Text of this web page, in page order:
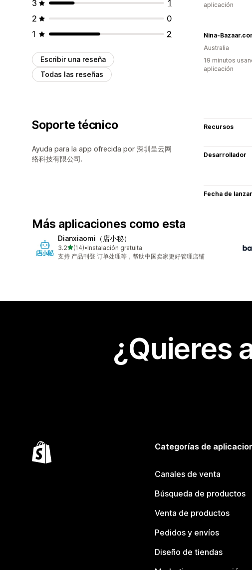
3
1
2
0
1
2
Escribir una reseña
Todas las reseñas
aplicación
Nina-
Australia
19 minutos
aplicación
Soporte técnico
Ayuda para la app ofrecida por 深圳呈云网
络科技有限公司.
Recursos
Desarrollador
Fecha de
Más aplicaciones como esta
Dianxiaomi（店小秘）
3.2de 5 estrellas
(14)
14 reseñas en total
•Instalación gratuita
支持 产品刊登 订单处理等，帮助中国卖家更好管理店铺
¿Quieres
Categorías de
Canales de venta
Búsqueda de productos
Venta de productos
Pedidos y envíos
Diseño de tiendas